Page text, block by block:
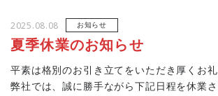
商品・サービス
特注ギヤ事例
2025.08.08 お知らせ
夏季休業のお知らせ
平素は格別のお引き立てをいただき厚くお礼
弊社では、誠に勝手ながら下記日程を休業